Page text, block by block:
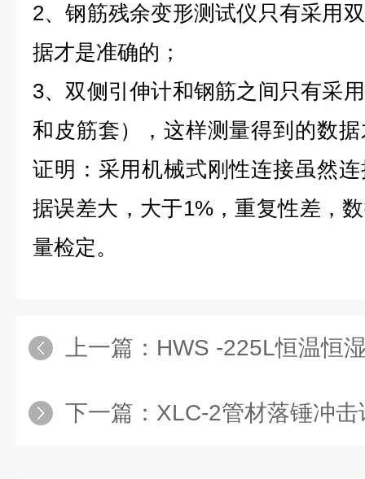
2、钢筋残余变形测试仪 只有采用
据才是准确的；
3、双侧引伸计和钢筋之间只有采
和皮筋套），这样测量得到的数
证明：采用机械式刚性连接虽然
据误差大，大于1%，重复性差，
量检定。
上一篇： HWS -225L恒温恒
下一篇： XLC-2管材落锤冲击